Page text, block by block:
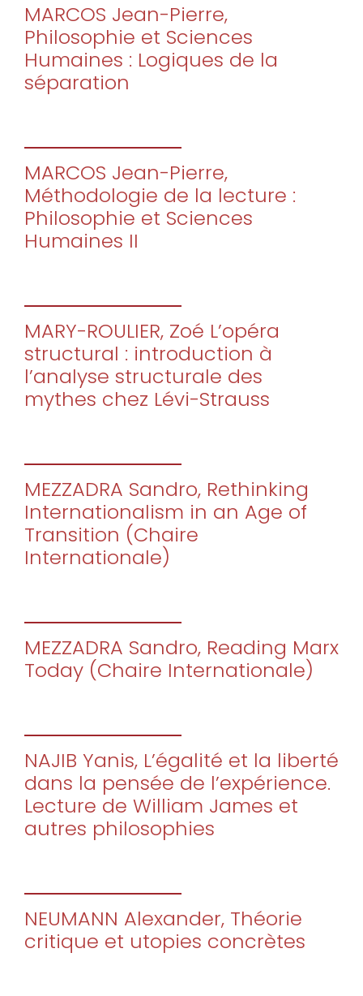
MARCOS Jean-Pierre,
Philosophie et Sciences
Humaines : Logiques de la
séparation
MARCOS Jean-Pierre,
Méthodologie de la lecture :
Philosophie et Sciences
Humaines II
MARY-ROULIER, Zoé L’opéra
structural : introduction à
l’analyse structurale des
mythes chez Lévi-Strauss
MEZZADRA Sandro, Rethinking
Internationalism in an Age of
Transition (Chaire
Internationale)
MEZZADRA Sandro, Reading Marx
Today (Chaire Internationale)
NAJIB Yanis, L’égalité et la liberté
dans la pensée de l’expérience.
Lecture de William James et
autres philosophies
NEUMANN Alexander, Théorie
critique et utopies concrètes